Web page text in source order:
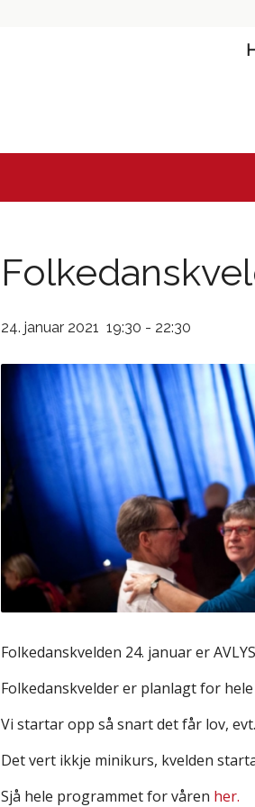
24. januar 2021 19:30 - 22:30
Folkedanskvelden 24. januar er
Folkedanskvelder er planlagt for hele
Vi startar opp så snart det får lov,
Det vert ikkje minikurs, kvelden
Sjå hele programmet for våren her.